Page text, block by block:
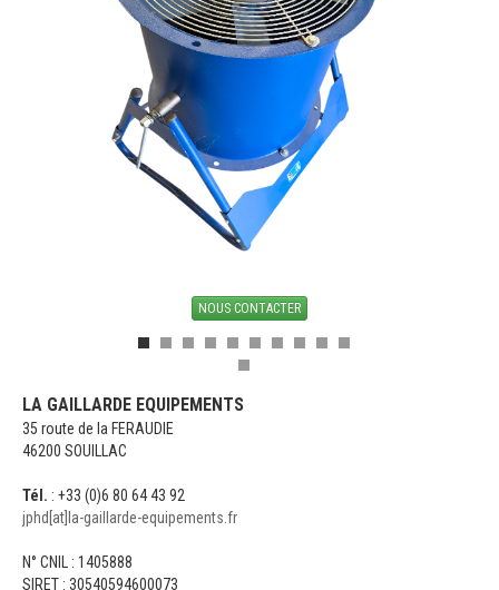
NOUS CONTACTER
LA GAILLARDE EQUIPEMENTS
35 route de la FERAUDIE
46200 SOUILLAC
Tél. : +33 (0)6 80 64 43 92
jphd[at]la-gaillarde-equipements.fr
N° CNIL : 1405888
SIRET : 30540594600073